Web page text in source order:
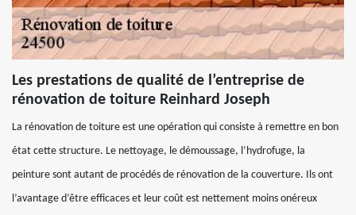
Les prestations de qualité de l’entreprise de
rénovation de toiture Reinhard Joseph
La rénovation de toiture est une opération qui consiste à remettre en bon
état cette structure. Le nettoyage, le démoussage, l’hydrofuge, la
peinture sont autant de procédés de rénovation de la couverture. Ils ont
l’avantage d’être efficaces et leur coût est nettement moins onéreux